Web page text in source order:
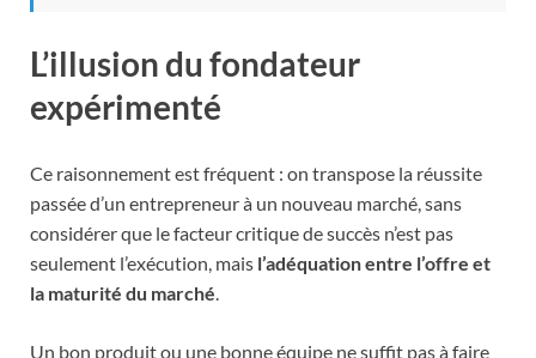
L’illusion du fondateur
expérimenté
Ce raisonnement est fréquent : on transpose la réussite
passée d’un entrepreneur à un nouveau marché, sans
considérer que le facteur critique de succès n’est pas
seulement l’exécution, mais l’adéquation entre l’offre et
la maturité du marché.
Un bon produit ou une bonne équipe ne suffit pas à faire